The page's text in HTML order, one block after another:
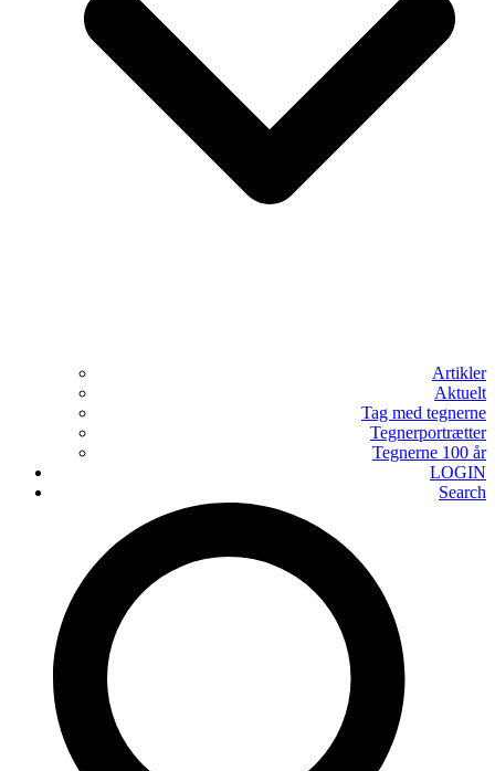
Artikler
Aktuelt
Tag med tegnerne
Tegnerportrætter
Tegnerne 100 år
LOGIN
Search